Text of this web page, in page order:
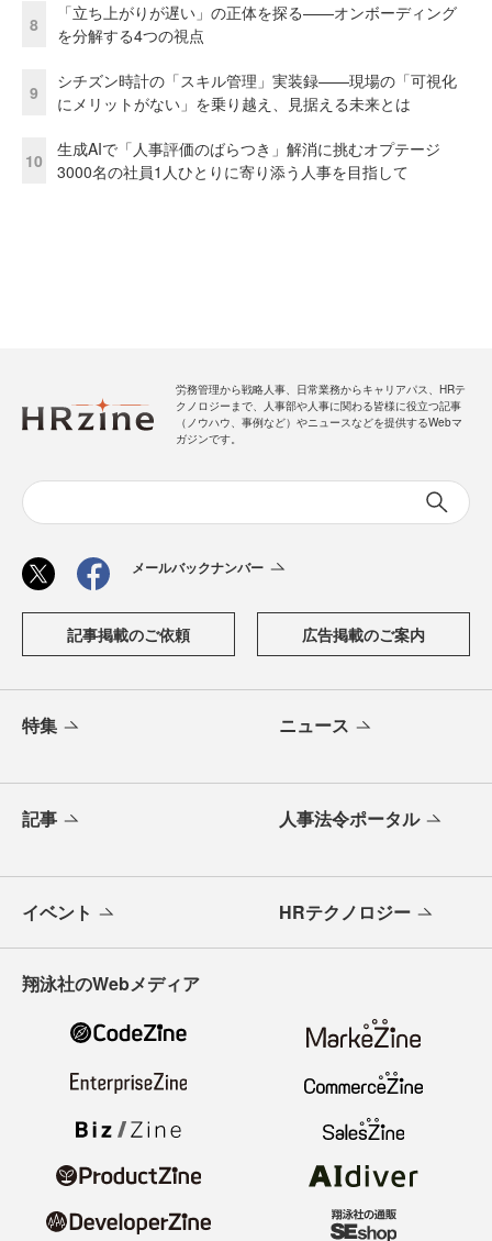
8
「立ち上がりが遅い」の正体を探る——オンボーディング
を分解する4つの視点
9
シチズン時計の「スキル管理」実装録——現場の「可視化
にメリットがない」を乗り越え、見据える未来とは
10
生成AIで「人事評価のばらつき」解消に挑むオプテージ
3000名の社員1人ひとりに寄り添う人事を目指して
労務管理から戦略人事、日常業務からキャリアパス、HRテ
クノロジーまで、人事部や人事に関わる皆様に役立つ記事
（ノウハウ、事例など）やニュースなどを提供するWebマ
ガジンです。
メールバックナンバー
記事掲載のご依頼 広告掲載のご案内
特集 ニュース
記事 人事法令ポータル
イベント HRテクノロジー
翔泳社のWebメディア